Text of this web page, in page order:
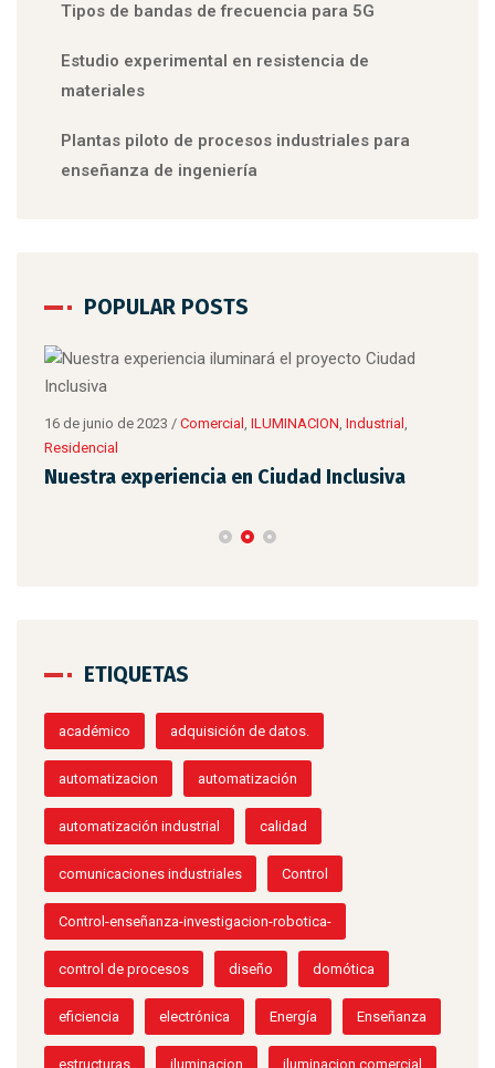
Tipos de bandas de frecuencia para 5G
Estudio experimental en resistencia de
materiales
Plantas piloto de procesos industriales para
enseñanza de ingeniería
POPULAR POSTS
16 de junio de 2023 / Comercial , ILUMINACION, Industrial ,
Residencial
Nuestra experiencia en Ciudad Inclusiva
ETIQUETAS
académico adquisición de datos.
automatizacion automatización
automatización industrial calidad
comunicaciones industriales Control
Control-enseñanza-investigacion-robotica-
control de procesos diseño domótica
eficiencia electrónica Energía Enseñanza